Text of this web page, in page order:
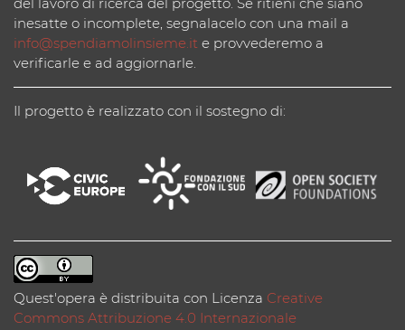
inesatte o incomplete, segnalacelo con una mail a
info@spendiamolinsieme.it e provvederemo a
verificarle e ad aggiornarle.
Il progetto è realizzato con il sostegno di:
Quest'opera è distribuita con Licenza Creative
Commons Attribuzione 4.0 Internazionale